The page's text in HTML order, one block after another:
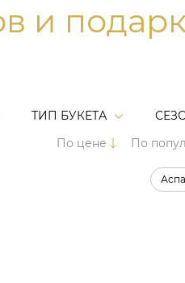
и
ТИП БУКЕТА
По цене
По